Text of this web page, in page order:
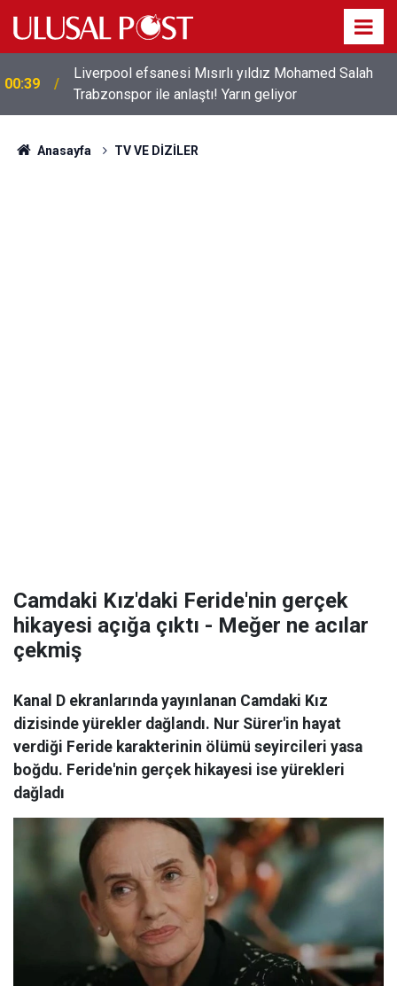
00:39
Liverpool efsanesi Mısırlı yıldız Mohamed Salah
Trabzonspor ile anlaştı! Yarın geliyor
Anasayfa TV VE DİZİLER
Camdaki Kız'daki Feride'nin gerçek
hikayesi açığa çıktı - Meğer ne acılar
çekmiş
Kanal D ekranlarında yayınlanan Camdaki Kız
dizisinde yürekler dağlandı. Nur Sürer'in hayat
verdiği Feride karakterinin ölümü seyircileri yasa
boğdu. Feride'nin gerçek hikayesi ise yürekleri
dağladı